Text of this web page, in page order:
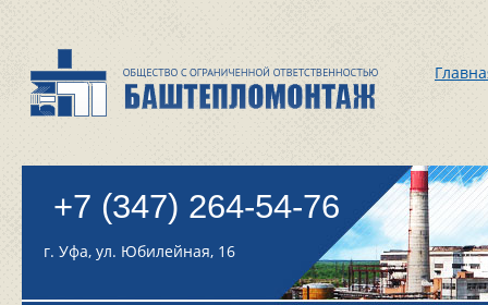
+7 (347) 264-54-76
г. Уфа, ул. Юбилейная, 16